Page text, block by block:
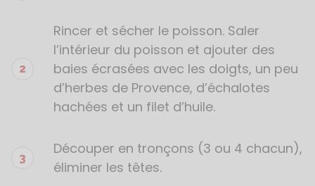
Rincer et sécher le poisson. Saler
l’intérieur du poisson et ajouter des
baies écrasées avec les doigts, un peu
d’herbes de Provence, d’échalotes
hachées et un filet d’huile.
Découper en tronçons (3 ou 4 chacun),
éliminer les têtes.